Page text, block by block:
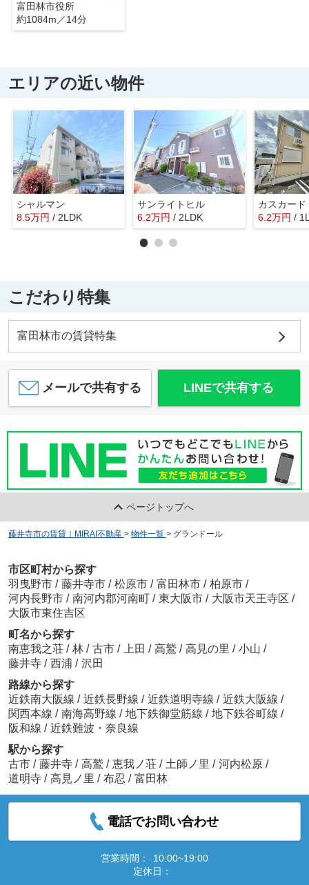
富田林市役所
約1084m／14分
エリアの近い物件
シャルマン
8.5万円 / 2LDK
サンライトヒル
6.2万円 / 2LDK
カスカー
6.2万円 /
こだわり特集
富田林市の賃貸特集
メールで共有する LINEで共有する
ページトップへ
藤井寺市の賃貸｜MIRAI不動産 > 物件一覧 > グランドール
市区町村から探す
羽曳野市 / 藤井寺市 / 松原市 / 富田林市 / 柏原市 /
河内長野市 / 南河内郡河南町 / 東大阪市 / 大阪市天王寺区 /
大阪市東住吉区
町名から探す
南恵我之荘 / 林 / 古市 / 上田 / 高鷲 / 高見の里 / 小山 /
藤井寺 / 西浦 / 沢田
路線から探す
近鉄南大阪線 / 近鉄長野線 / 近鉄道明寺線 / 近鉄大阪線 /
関西本線 / 南海高野線 / 地下鉄御堂筋線 / 地下鉄谷町線 /
阪和線 / 近鉄難波・奈良線
駅から探す
古市 / 藤井寺 / 高鷲 / 恵我ノ荘 / 土師ノ里 / 河内松原 /
道明寺 / 高見ノ里 / 布忍 / 富田林
電話でお問い合わせ
営業時間：
10:00~19:00
定休日：